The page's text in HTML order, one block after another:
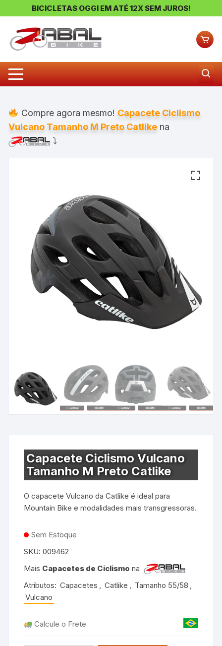
BICICLETAS OGGI EM ATÉ 12X SEM JUROS!
Compre agora mesmo! Capacete Ciclismo
Vulcano Tamanho M Preto Catlike na
⤵
Capacete Ciclismo Vulcano
Tamanho M Preto Catlike
O capacete Vulcano da Catlike é ideal para
Mountain Bike e modalidades mais transgressoras.
Sem Estoque
SKU:009462
Mais Capacetes de Ciclismo na
Atributos: Capacetes , Catlike , Tamanho 55/58 ,
Vulcano
Calcule o Frete